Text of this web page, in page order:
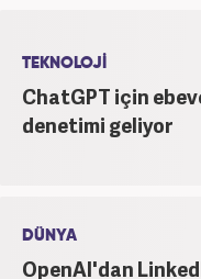
inanmakta ve bu
TEKNOLOJİ
ChatGPT için
denetimi geliyor
DÜNYA
OpenAI'dan